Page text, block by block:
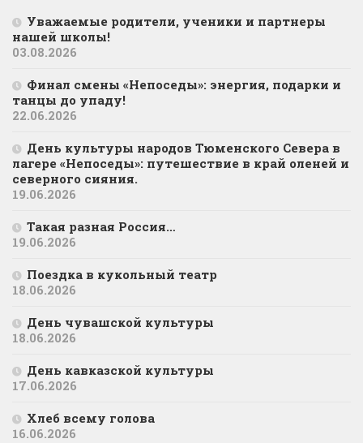
Уважаемые родители, ученики и партнеры
нашей школы!
03.08.2026
Финал смены «Непоседы»: энергия, подарки и
танцы до упаду!
22.06.2026
День культуры народов Тюменского Севера в
лагере «Непоседы»: путешествие в край оленей и
северного сияния.
19.06.2026
Такая разная Россия…
19.06.2026
Поездка в кукольный театр
18.06.2026
День чувашской культуры
18.06.2026
День кавказской культуры
17.06.2026
Хлеб всему голова
16.06.2026